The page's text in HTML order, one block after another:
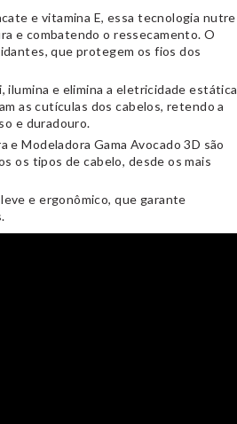
e vitamina E, essa tecnologia nutre
e combatendo o ressecamento. O
que protegem os fios dos
ilumina e elimina a eletricidade estática
as cutículas dos cabelos, retendo a
e duradouro.
e Modeladora Gama Avocado 3D são
os tipos de cabelo, desde os mais
e ergonômico, que garante